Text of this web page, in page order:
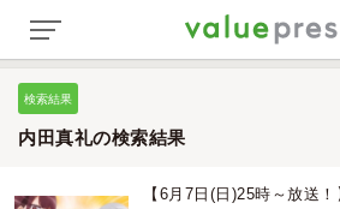
検索結果
内田真礼の検索結果
【6月7日(日)25時～放送